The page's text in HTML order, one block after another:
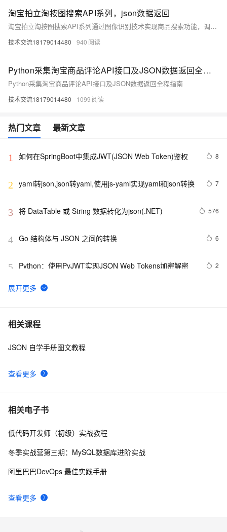
淘宝拍立淘按图搜索API系列，json数据返回
淘宝拍立淘按图搜索API系列通过图像识别技术实现商品搜索功能，调用后返回的JSON数据包含商品标题、图片链接、价格、销量、相似度评分等核心字段，支持分页和详细商品信息展示。以下是该API接口返回的JSON数据示例及详细解析：
技术交流18179014480 940
Python采集淘宝商品评论API接口及JSON数据返回全程指南
Python采集淘宝商品评论API接口及JSON数据返回全程指南
技术交流18179014480 1099
热门文章 最新文章
1 如何在SpringBoot中集成JWT(JSON Web Token)鉴权 8
2 yaml转json,json转yaml,使用js-yaml实现yaml和json转换 7
3 将 DataTable 或 String 数据转化为json(.NET) 576
4 Go 结构体与 JSON 之间的转换 6
5 Python：使用PyJWT实现JSON Web Tokens加密解密 2
6 Json.net说法——（一）修饰标签，日期序列化
7 java里json常见的转换方法
8 IOS中处理解析数据用JSON上传的对象和可以是JSON
9 如何快速从深层嵌套 JSON 中找到特定的 Key
10
类 - 怀念今天的专栏 - 博客频道
相关课程
查看更多
JSON 自学手册图文教程
相关电子书
查看更多
低代码开发师（初级）实战教程
冬季实战营第三期：MySQL数据库进阶实战
阿里巴巴DevOps 最佳实践手册